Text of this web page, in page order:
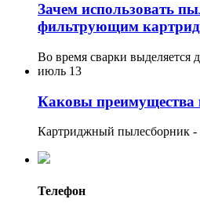
Зачем использовать
фильтрующим
Во время сварки выделяется
июль 13
Каковы преимущества
Картриджный пылесборник -
Телефон